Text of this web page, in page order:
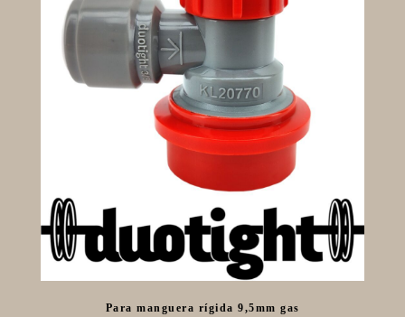
KIT DE MALTAS BIRRA
LEVADURAS
PRODUCTOS QUIMICOS Y ESPECIAS
FIVE STAR U.S.A
HORNOS PORTÁTILES PIZZA
MASA MADRE
HARINAS ITALIANAS
HARINAS ARGENTINAS
CAFETERAS Y AFINES
Para manguera rígida 9,5mm gas